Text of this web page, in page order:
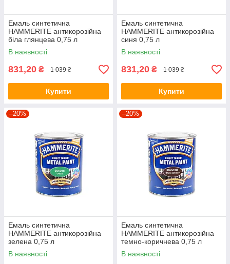
Емаль синтетична
HAMMERITE антикорозійна
біла глянцева 0,75 л
В наявності
831,20 ₴ 1 039 ₴
Купити
Емаль синтетична
HAMMERITE антикорозійна
синя 0,75 л
В наявності
831,20 ₴ 1 039 ₴
Купити
–20%
Емаль синтетична
HAMMERITE антикорозійна
зелена 0,75 л
В наявності
–20%
Емаль синтетична
HAMMERITE антикорозійна
темно-коричнева 0,75 л
В наявності